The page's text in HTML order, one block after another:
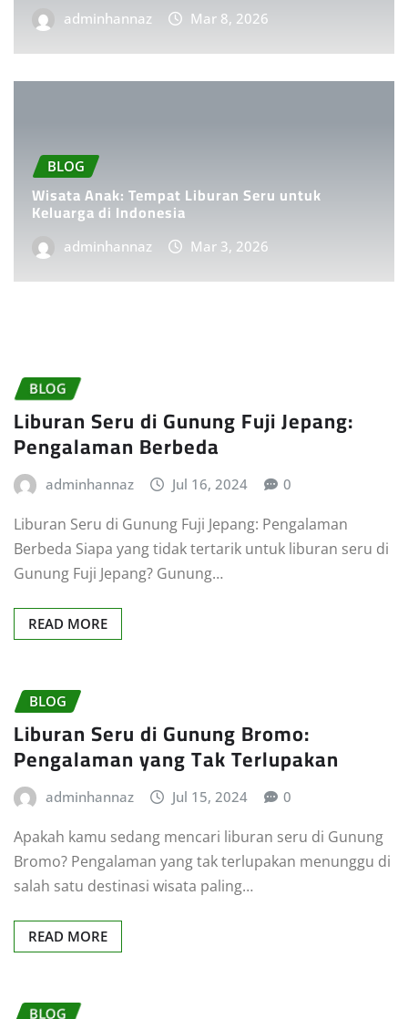
adminhannaz Mar 8, 2026
BLOG
Wisata Anak: Tempat Liburan Seru untuk
Keluarga di Indonesia
adminhannaz Mar 3, 2026
BLOG
Liburan Seru di Gunung Fuji Jepang:
Pengalaman Berbeda
adminhannaz Jul 16, 2024 0
Liburan Seru di Gunung Fuji Jepang: Pengalaman
Berbeda Siapa yang tidak tertarik untuk liburan seru di
Gunung Fuji Jepang? Gunung…
READ MORE
BLOG
Liburan Seru di Gunung Bromo:
Pengalaman yang Tak Terlupakan
adminhannaz Jul 15, 2024 0
Apakah kamu sedang mencari liburan seru di Gunung
Bromo? Pengalaman yang tak terlupakan menunggu di
salah satu destinasi wisata paling…
READ MORE
BLOG